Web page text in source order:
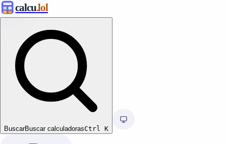
calcu.lol
BuscarBuscar calculadorasCtrl K